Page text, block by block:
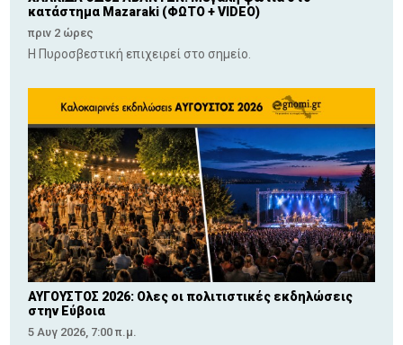
κατάστημα Mazaraki (ΦΩΤΟ + VIDEO)
πριν 2 ώρες
Η Πυροσβεστική επιχειρεί στο σημείο.
ΑΥΓΟΥΣΤΟΣ 2026: Ολες οι πολιτιστικές εκδηλώσεις
στην Εύβοια
5 Αυγ 2026, 7:00 π.μ.